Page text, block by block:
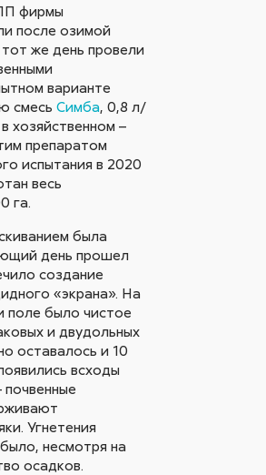
фирмы
после озимой
же день провели
варианте
смесьСимба, 0,8 л/
хозяйственном –
препаратом
испытания в 2020
весь
га.
была
день прошел
создание
«экрана». На
поле было чистое
и двудольных
оставалось и 10
всходы
Угнетения
несмотря на
осадков.